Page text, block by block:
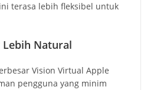
terasa lebih fleksibel untuk
Lebih Natural
Vision Virtual Apple
pengguna yang minim